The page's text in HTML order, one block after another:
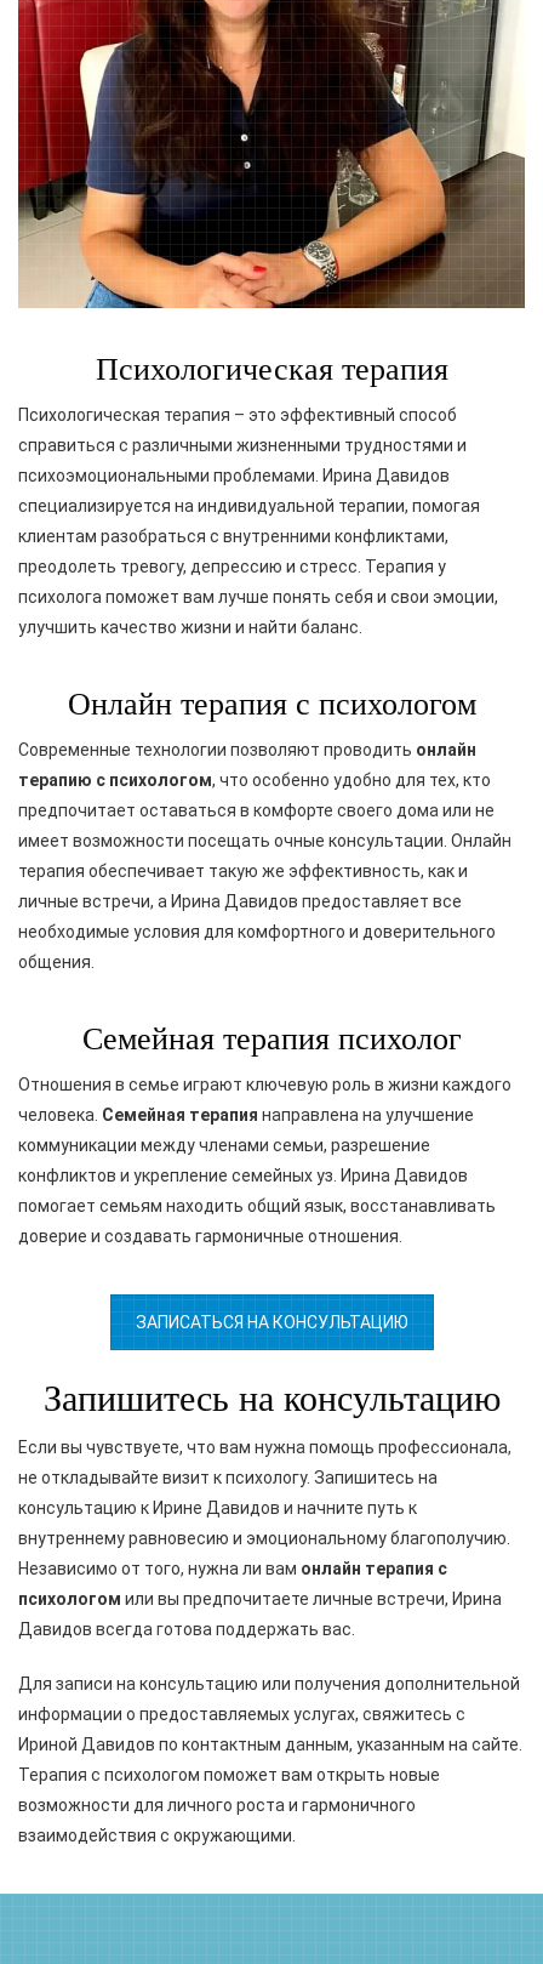
Психологическая терапия
Психологическая терапия – это эффективный способ
справиться с различными жизненными трудностями и
психоэмоциональными проблемами. Ирина Давидов
специализируется на индивидуальной терапии, помогая
клиентам разобраться с внутренними конфликтами,
преодолеть тревогу, депрессию и стресс. Терапия у
психолога поможет вам лучше понять себя и свои эмоции,
улучшить качество жизни и найти баланс.
Онлайн терапия с психологом
Современные технологии позволяют проводить онлайн
терапию с психологом, что особенно удобно для тех, кто
предпочитает оставаться в комфорте своего дома или не
имеет возможности посещать очные консультации. Онлайн
терапия обеспечивает такую же эффективность, как и
личные встречи, а Ирина Давидов предоставляет все
необходимые условия для комфортного и доверительного
общения.
Семейная терапия психолог
Отношения в семье играют ключевую роль в жизни каждого
человека. Семейная терапия направлена на улучшение
коммуникации между членами семьи, разрешение
конфликтов и укрепление семейных уз. Ирина Давидов
помогает семьям находить общий язык, восстанавливать
доверие и создавать гармоничные отношения.
ЗАПИСАТЬСЯ НА КОНСУЛЬТАЦИЮ
Запишитесь на консультацию
Если вы чувствуете, что вам нужна помощь профессионала,
не откладывайте визит к психологу. Запишитесь на
консультацию к Ирине Давидов и начните путь к
внутреннему равновесию и эмоциональному благополучию.
Независимо от того, нужна ли вам онлайн терапия с
психологом или вы предпочитаете личные встречи, Ирина
Давидов всегда готова поддержать вас.
Для записи на консультацию или получения дополнительной
информации о предоставляемых услугах, свяжитесь с
Ириной Давидов по контактным данным, указанным на сайте.
Терапия с психологом поможет вам открыть новые
возможности для личного роста и гармоничного
взаимодействия с окружающими.